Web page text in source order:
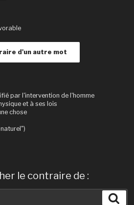
d'un autre mot
par l'intervention de l'homme
et à ses lois
chose
le contraire de :